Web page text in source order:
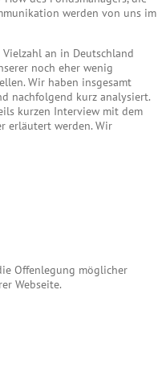
werden von uns im
an in Deutschland
noch eher wenig
Wir haben insgesamt
nachfolgend kurz analysiert.
kurzen Interview mit dem
erläutert werden. Wir
Offenlegung möglicher
Webseite.